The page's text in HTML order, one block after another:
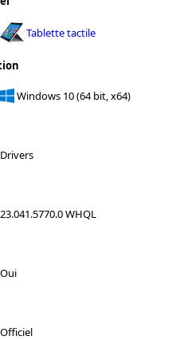
Tablette tactile
Windows 10 (64 bit, x64)
Drivers
23.041.5770.0 WHQL
Oui
Officiel